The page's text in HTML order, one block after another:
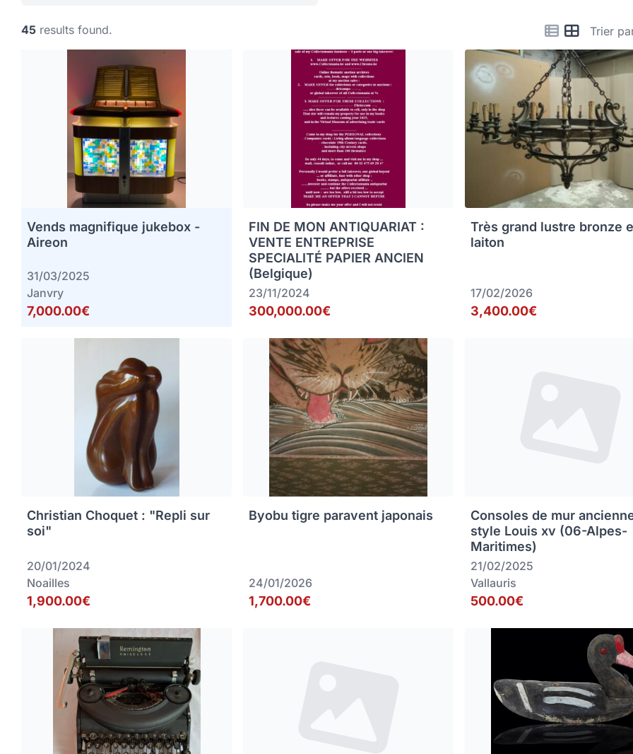
Trier
45 results found.
Vends magnifique jukebox -
Aireon
31/03/2025
Janvry
7,000.00€
FIN DE MON ANTIQUARIAT :
VENTE ENTREPRISE
SPECIALITÉ PAPIER ANCIEN
(Belgique)
23/11/2024
300,000.00€
Très grand lustre bronze
laiton
17/02/2026
3,400.00€
Christian Choquet : "Repli sur
soi"
20/01/2024
Noailles
1,900.00€
Byobu tigre paravent japonais
24/01/2026
1,700.00€
Consoles de mur
style Louis xv (06-Alpes-
Maritimes)
21/02/2025
Vallauris
500.00€